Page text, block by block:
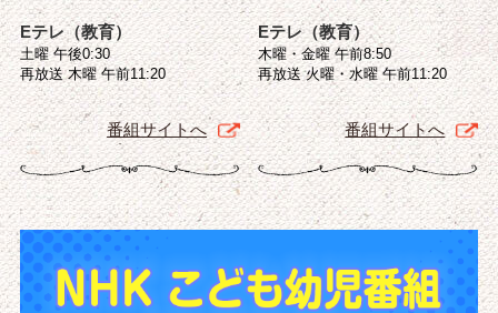
Eテレ（教育）
土曜 午後0:30
再放送 木曜 午前11:20
番組サイトへ
Eテレ（教育）
木曜・金曜 午前8:50
再放送 火曜・水曜 午前11:20
番組サイトへ